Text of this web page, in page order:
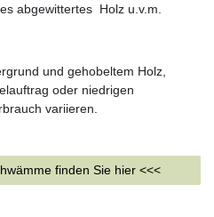
abgewittertes Holz u.v.m.
und gehobeltem Holz,
oder niedrigen
variieren.
finden Sie hier <<<